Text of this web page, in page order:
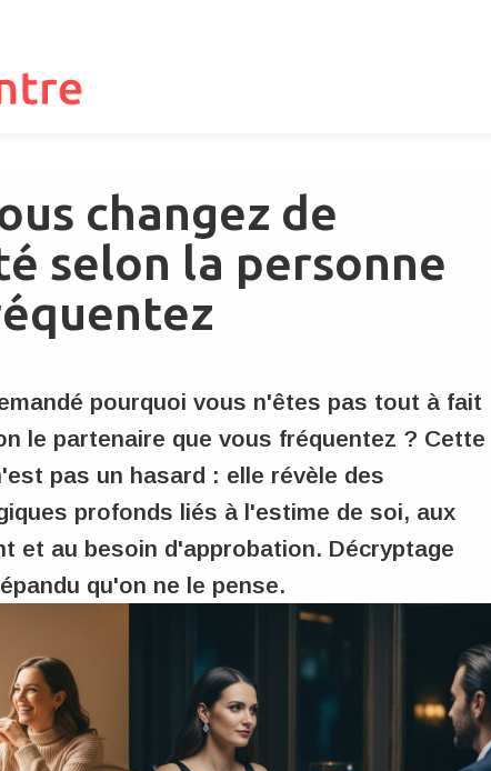
changez de
selon la personne
pourquoi vous n'êtes pas tout à fait
le partenaire que vous fréquentez ? Cette
pas un hasard : elle révèle des
profonds liés à l'estime de soi, aux
et au besoin d'approbation. Décryptage
qu'on ne le pense.